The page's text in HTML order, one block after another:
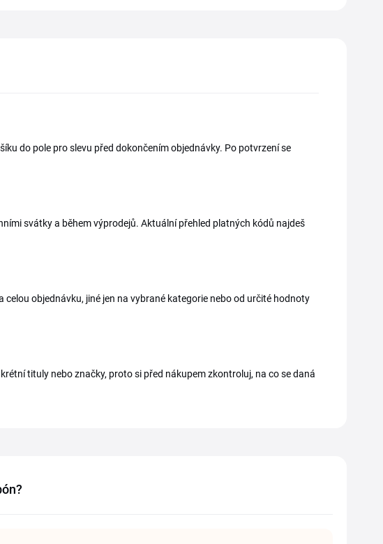
do pole pro slevu před dokončením objednávky. Po potvrzení se
svátky a během výprodejů. Aktuální přehled platných kódů najdeš
objednávku, jiné jen na vybrané kategorie nebo od určité hodnoty
tituly nebo značky, proto si před nákupem zkontroluj, na co se daná